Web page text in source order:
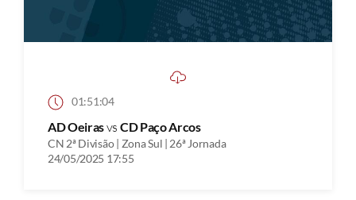
01:51:04
AD Oeirasvs CD Paço Arcos
CN 2ª Divisão | Zona Sul | 26ª Jornada
24/05/2025 17:55